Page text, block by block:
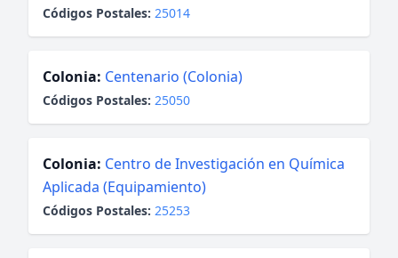
Códigos Postales: 25014
Colonia: Centenario (Colonia)
Códigos Postales: 25050
Colonia: Centro de Investigación en Química
Aplicada (Equipamiento)
Códigos Postales: 25253